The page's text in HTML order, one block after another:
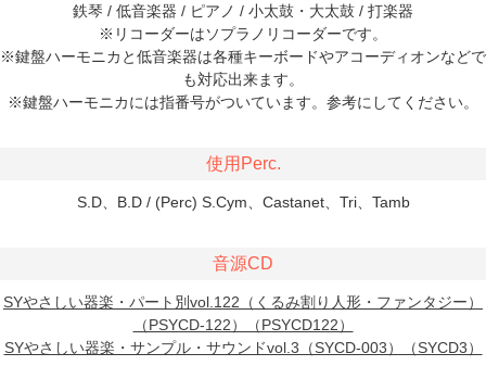
鉄琴 / 低音楽器 / ピアノ / 小太鼓・大太鼓 / 打楽器
※リコーダーはソプラノリコーダーです。
※鍵盤ハーモニカと低音楽器は各種キーボードやアコーディオンなどで
も対応出来ます。
※鍵盤ハーモニカには指番号がついています。参考にしてください。
使用Perc.
S.D、B.D / (Perc) S.Cym、Castanet、Tri、Tamb
音源CD
SYやさしい器楽・パート別vol.122（くるみ割り人形・ファンタジー）
（PSYCD-122）（PSYCD122）
SYやさしい器楽・サンプル・サウンドvol.3（SYCD-003）（SYCD3）